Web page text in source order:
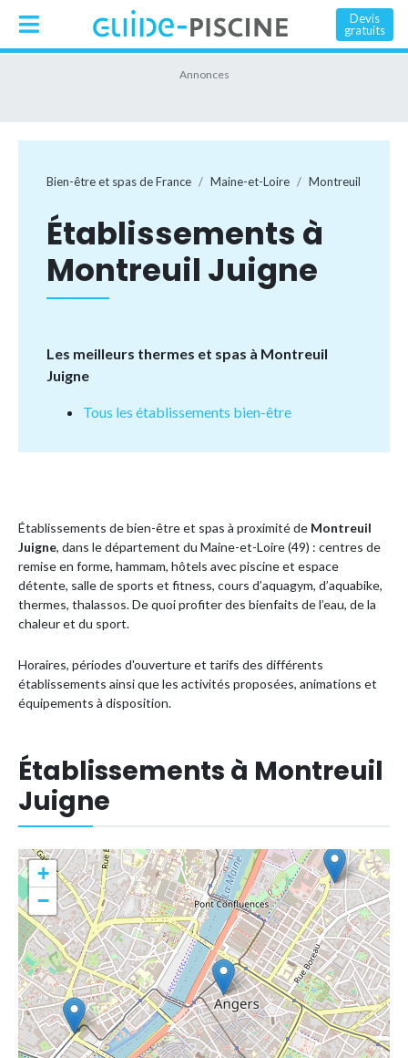
Devis
gratuits
Bien-être et spas de France Maine-et-Loire Montreuil Juigne
Établissements à
Montreuil Juigne
Les meilleurs thermes et spas à Montreuil
Juigne
Tous les établissements bien-être
Établissements de bien-être et spas à proximité de Montreuil
Juigne, dans le département du Maine-et-Loire (49) : centres de
remise en forme, hammam, hôtels avec piscine et espace
détente, salle de sports et fitness, cours d’aquagym, d’aquabike,
thermes, thalassos. De quoi profiter des bienfaits de l’eau, de la
chaleur et du sport.
Horaires, périodes d'ouverture et tarifs des différents
établissements ainsi que les activités proposées, animations et
équipements à disposition.
Établissements à Montreuil
Juigne
+
−